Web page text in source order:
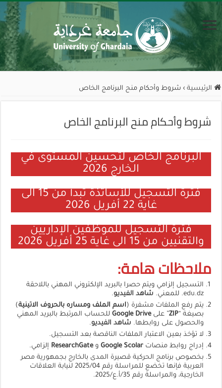
الرئيسية › شروط وأحكام منح البرنامج الخاص
شروط وأحكام منح البرنامج الخاص
البرنامج الخاص لتحسين المستوى في
الخارج 2026
فترة التسجيل للأساتذة تبدأ من 15 الى
غاية 22 أفريل 2026
فترة التسجيل للموظفين الإداريين
والتقنيين من 15 الى غاية 25 أفريل 2026
ملاحظات هامة:
التسجيل إلزامي ويتم حصرا بالبريد الإلكتروني المهني باللاحقة
edu.dz. للمعني.
شاهد الفيديو.
يتم رفع الملفات مشفرة (اسم الملف ومساره بالحروف الاتينية)
بصيغة “ZIP” علىGoogle Drive للحساب المرتبط بالبريد المهني
والحصول على روابطها. شاهد الفيديو.
لا تؤخذ بعين الاعتبار الملفات الناقصة بعد التسجيل.
إدراج روابط منصاتGoogle Scolar وResearchGate إلزامي.
بخصوص برنامج الحركية قصيرة المدى بالخارج بجمهورية مصر
العربية فإنها تخضع للمراسلة رقم 2025/04 لنيابة العلاقات
الخارجية، والمراسلة رقم 35/أ.ع/2025.